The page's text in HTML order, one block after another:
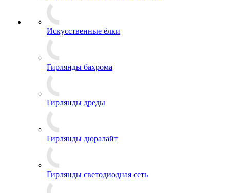
Искусственные ёлки
Гирлянды бахрома
Гирлянды дреды
Гирлянды дюралайт
Гирлянды светодиодная сеть